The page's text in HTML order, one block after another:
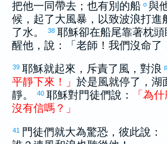
把他一同帶去；也有別的船 o 與
候，起了大風暴，以致波浪打進
了水。
38 耶穌卻在船尾靠著枕
醒他，說：「老師！我們沒命了
39 耶穌就起來，斥責了風，對浪 p
平靜下來 ！ 」 於是風就停了，湖
靜。
40 耶穌對門徒們說： 「 為什
沒有信嗎 ？ 」
41
門徒們就大為驚恐，彼此說：